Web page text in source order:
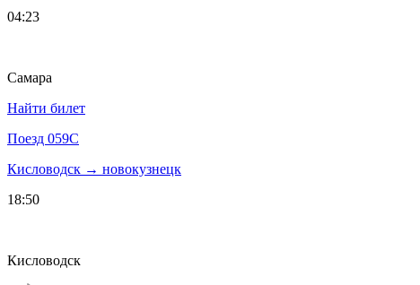
04:23
Самара
Найти билет
Поезд 059С
Кисловодск → новокузнецк
18:50
Кисловодск